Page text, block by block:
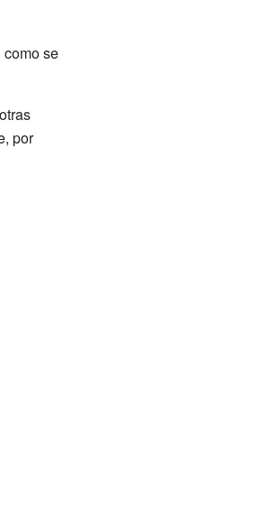
se
por